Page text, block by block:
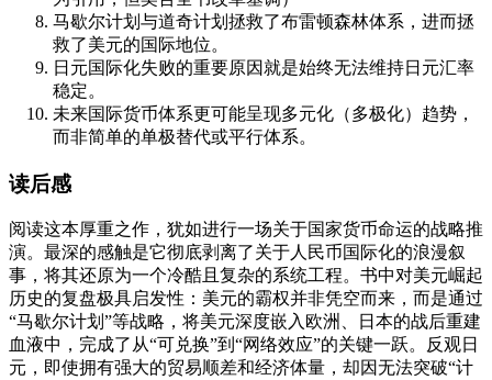
马歇尔计划与道奇计划拯救了布雷顿森林体系，进而拯
救了美元的国际地位。
日元国际化失败的重要原因就是始终无法维持日元汇率
稳定。
未来国际货币体系更可能呈现多元化（多极化）趋势，
而非简单的单极替代或平行体系。
读后感
阅读这本厚重之作，犹如进行一场关于国家货币命运的战略推
演。最深的感触是它彻底剥离了关于人民币国际化的浪漫叙
事，将其还原为一个冷酷且复杂的系统工程。书中对美元崛起
历史的复盘极具启发性：美元的霸权并非凭空而来，而是通过
“马歇尔计划”等战略，将美元深度嵌入欧洲、日本的战后重建
血液中，完成了从“可兑换”到“网络效应”的关键一跃。反观日
元，即使拥有强大的贸易顺差和经济体量，却因无法突破“计